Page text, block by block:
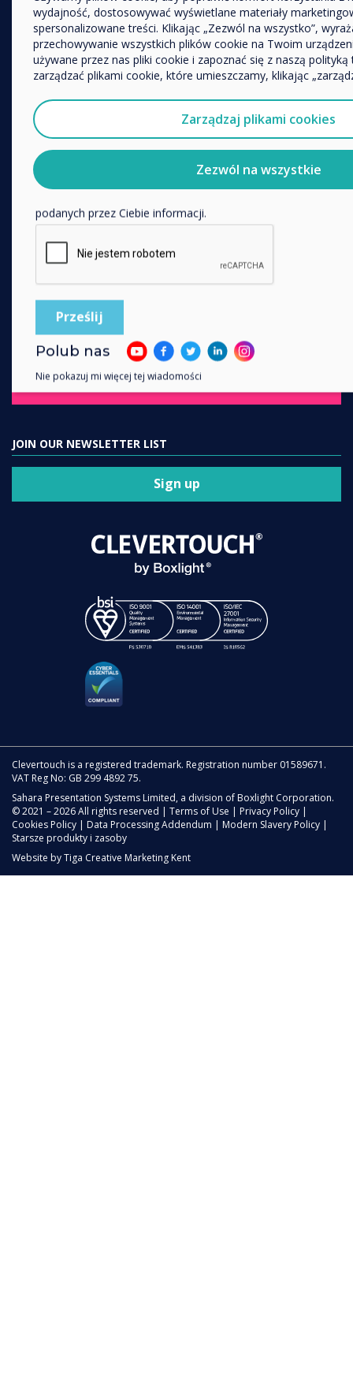
Enterprise
Retail
Healthcare
HEFE
Customer stories
Work From Home
FOLLOW US
YouTube
Facebook
Linkedin
Instagram
GET IN TOUCH
Contact us
JOIN OUR NEWSLETTER LIST
Sign up
Clevertouch is a registered trademark. Registration number 01589671.
VAT Reg No: GB 299 4892 75.
Sahara Presentation Systems Limited, a division of Boxlight Corporation.
© 2021 – 2026 All rights reserved | Terms of Use Privacy Policy
Cookies Policy
Data Processing Addendum Modern Slavery Policy
Starsze produkty i zasoby
Website byTiga Creative Marketing Kent
wydajność, dostosowywać wyświetlane materiały
spersonalizowane treści. Klikając „Zezwól na wszystko”,
przechowywanie wszystkich plików cookie na Twoim
używane przez nas pliki cookie i zapoznać się z naszą
zarządzać plikami cookie, które umieszczamy, klikając
Zarządzaj plikami cookies
Zezwól na wszystkie
Nazwa firmy
pośrednictwem poczty elektronicznej, telefonu lub poczty.
Wyrażam zgodę na otrzymywanie informacji od
Aby uzyskać informacje o tym, jak gromadzimy i
politykę prywatności.
podanych przez Ciebie informacji.
Polub nas
Nie pokazuj mi więcej tej wiadomości